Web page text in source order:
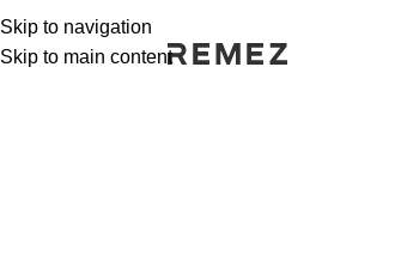
Skip to navigation
Skip to main content